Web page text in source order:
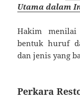
Utama dalam
Hakim
bentuk huruf
dan jenis yang
Perkara